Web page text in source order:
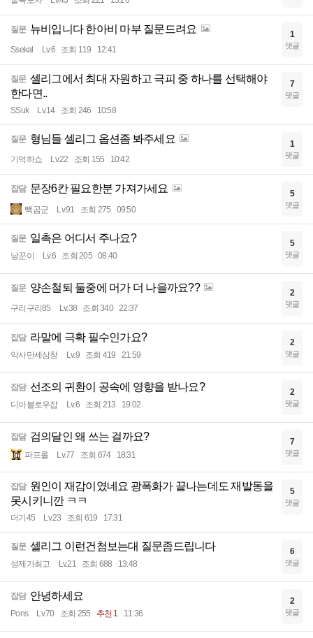
질문 뉴비입니다 한아비 마부 질문드려요
Ssekal Lv.6 조회 119 12:41
1
댓글
질문 셀리그에서 최대 자원하고 극피 중 하나를 선택해야
한다면..
SSuk Lv.14 조회 246 10:58
7
댓글
질문 형님들 셀리그 옵션좀 봐주세요
기억하쇼 Lv.22 조회 155 10:42
1
댓글
잡담 문장6칸 필요한분 가져가세요
빽곰군 Lv.91 조회 275 09:50
5
댓글
질문 일촉은 어디서 주나요?
낭꾼이 Lv.6 조회 205 08:40
5
댓글
질문 양손철퇴 둘중에 머가 더 나을까요??
구리구리85 Lv.38 조회 340 22:37
2
댓글
잡담 라말에 극확 필수인가요?
악사만세삼창 Lv.9 조회 419 21:59
2
댓글
잡담 선조의 귀환이 공속에 영향을 받나요?
디아블로우잡 Lv.6 조회 213 19:02
2
댓글
잡담 검의달인 왜 쓰는 걸까요?
파프롤 Lv.77 조회 674 18:31
7
댓글
잡담 원인이 재감이였네요 광폭화가 끝나는데도 재발동을
못시키니깐 ㅋㅋ
더기45 Lv.23 조회 619 17:31
5
댓글
질문 셀리그 이런건첨보는대 질문좀드립니다
성제가최고 Lv.21 조회 688 13:48
6
댓글
잡담 안녕하세요
Pons Lv.70 조회 255 추천 1 11:36
2
댓글